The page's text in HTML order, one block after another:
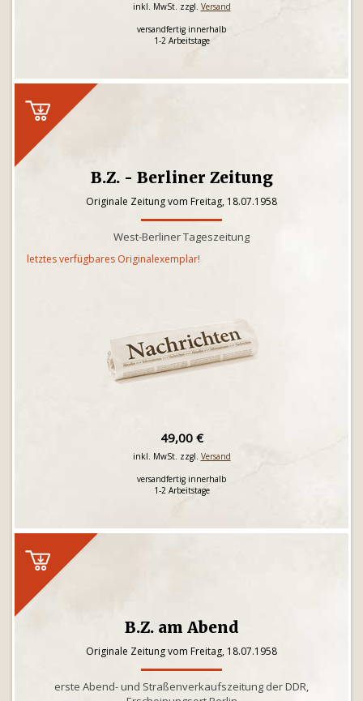
inkl. MwSt. zzgl. Versand
versandfertig innerhalb
1-2 Arbeitstage
B.Z. - Berliner Zeitung
Originale Zeitung vom Freitag, 18.07.1958
West-Berliner Tageszeitung
letztes verfügbares Originalexemplar!
49,00 €
inkl. MwSt. zzgl. Versand
versandfertig innerhalb
1-2 Arbeitstage
B.Z. am Abend
Originale Zeitung vom Freitag, 18.07.1958
erste Abend- und Straßenverkaufszeitung der DDR,